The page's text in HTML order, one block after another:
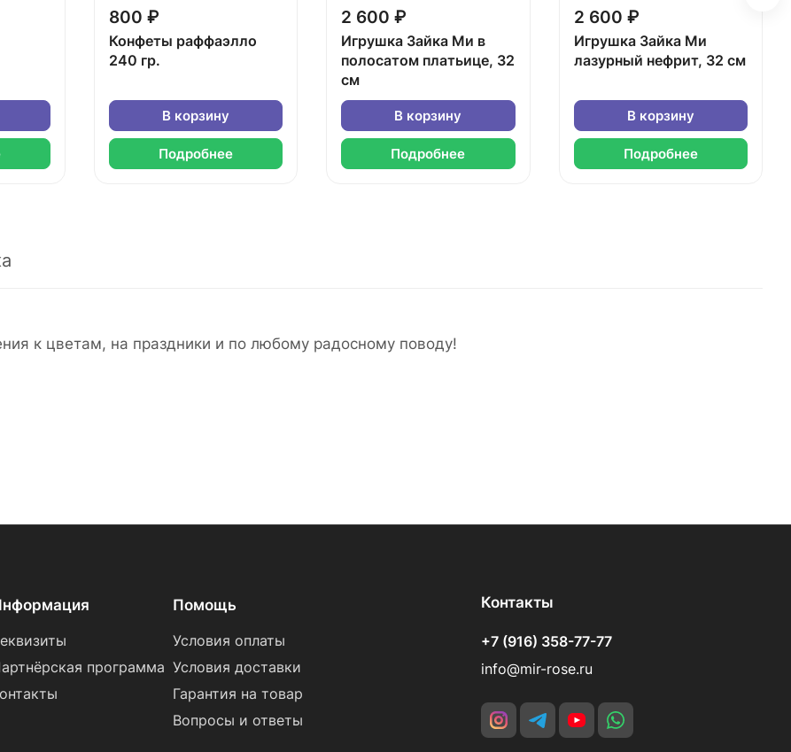
800 ₽
Конфеты раффаэлло
240 гр.
В корзину
Подробнее
2 600 ₽
Игрушка Зайка Ми в
полосатом платьице, 32
см
В корзину
Подробнее
2 600 ₽
Игрушка Зайка Ми
лазурный нефрит, 32 см
В корзину
Подробнее
к цветам, на праздники и по любому радосному поводу!
программа
Помощь
Условия оплаты
Условия доставки
Гарантия на товар
Вопросы и ответы
Контакты
+7 (916) 358-77-77
info@mir-rose.ru